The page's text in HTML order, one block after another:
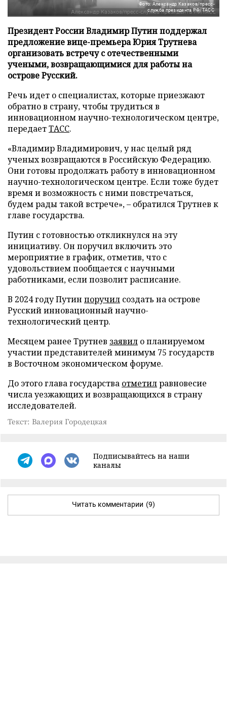
Фото: Александр Казаков/пресс-
служба президента РФ/ТАСС
Президент России Владимир Путин поддержал
предложение вице-премьера Юрия Трутнева
организовать встречу с отечественными
учеными, возвращающимися для работы на
острове Русский.
Речь идет о специалистах, которые приезжают
обратно в страну, чтобы трудиться в
инновационном научно-технологическом центре,
передаетТАСС.
«Владимир Владимирович, у нас целый ряд
ученых возвращаются в Российскую Федерацию.
Они готовы продолжать работу в инновационном
научно-технологическом центре. Если тоже будет
время и возможность с ними повстречаться,
будем рады такой встрече», – обратился Трутнев к
главе государства.
Путин с готовностью откликнулся на эту
инициативу. Он поручил включить это
мероприятие в график, отметив, что с
удовольствием пообщается с научными
работниками, если позволит расписание.
В 2024 году Путин поручил создать на острове
Русский инновационный научно-
технологический центр.
Месяцем ранее Трутнев заявил о планируемом
участии представителей минимум 75 государств
в Восточном экономическом форуме.
До этого глава государства отметилравновесие
числа уезжающих и возвращающихся в страну
исследователей.
Текст: Валерия Городецкая
Подписывайтесь на наши
каналы
Читать комментарии (9)